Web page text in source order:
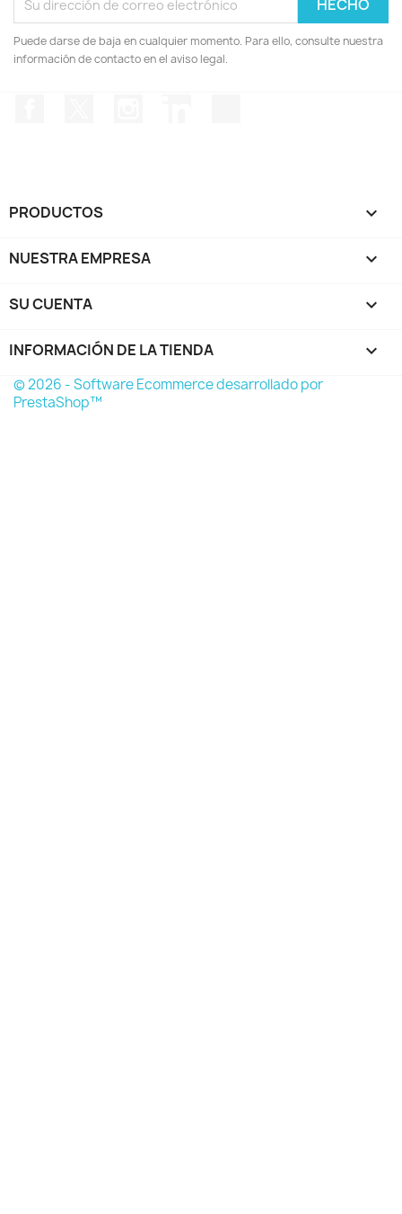
Puede darse de baja en cualquier momento. Para ello, consulte nuestra
información de contacto en el aviso legal.
PRODUCTOS 
NUESTRA EMPRESA 
SU CUENTA 
INFORMACIÓN DE LA TIENDA keyboard_arrow_down
© 2026 - Software Ecommerce desarrollado por
PrestaShop™